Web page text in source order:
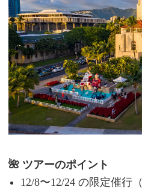
🌺 ツアーのポイント
12/8〜12/24 の限定催行